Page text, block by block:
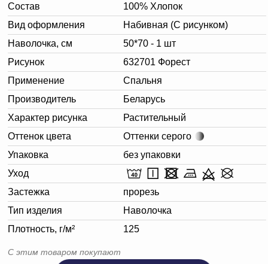
Состав
100% Хлопок
Вид оформления
Набивная (С рисунком)
Наволочка, см
50*70 - 1 шт
Рисунок
632701 Форест
Применение
Спальня
Производитель
Беларусь
Характер рисунка
Растительный
Оттенок цвета
Оттенки серого
Упаковка
без упаковки
Уход
Застежка
прорезь
Тип изделия
Наволочка
Плотность, г/м²
125
С этим товаром покупают